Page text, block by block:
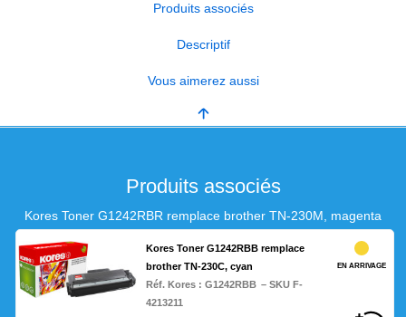
Produits associés
Descriptif
Vous aimerez aussi
Produits associés
Kores Toner G1242RBR remplace brother TN-230M, magenta
Kores Toner G1242RBB remplace
brother TN-230C, cyan
Réf. Kores : G1242RBB – SKU F-
4213211
EN ARRIVAGE